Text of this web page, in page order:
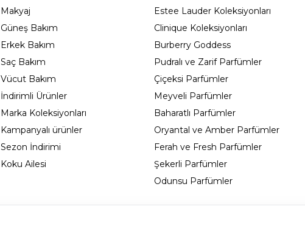
Makyaj
Güneş Bakım
Erkek Bakım
Saç Bakım
Vücut Bakım
İndirimli Ürünler
Marka Koleksiyonları
Kampanyalı ürünler
Sezon İndirimi
Koku Ailesi
Estee Lauder Koleksiyonları
Clinique Koleksiyonları
Burberry Goddess
Pudralı ve Zarif Parfümler
Çiçeksi Parfümler
Meyveli Parfümler
Baharatlı Parfümler
Oryantal ve Amber Parfümler
Ferah ve Fresh Parfümler
Şekerli Parfümler
Odunsu Parfümler